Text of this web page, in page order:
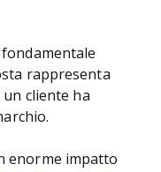
fondamentale
rappresenta
un cliente ha
enorme impatto